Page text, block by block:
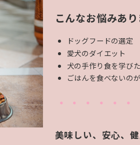
こんなお悩みあ
ドッグフードの選定
愛犬のダイエット
犬の手作り食を学び
ごはんを食べないの
・・・・・・
美味しい、安心、